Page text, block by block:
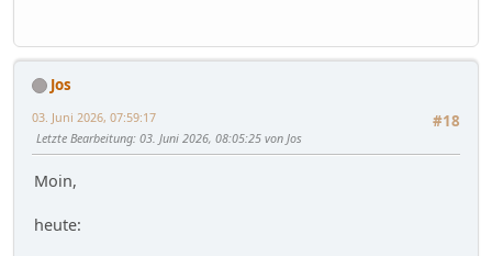
Jos
#18
03. Juni 2026, 07:59:17
Letzte Bearbeitung: 03. Juni 2026, 08:05:25 von Jos
Moin,
heute: